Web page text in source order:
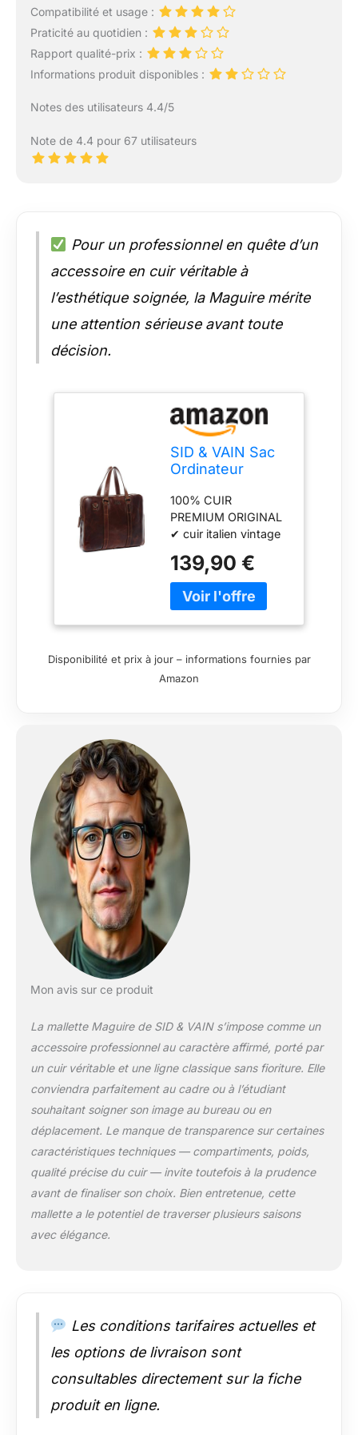
Compatibilité et usage :
Praticité au quotidien :
Rapport qualité-prix :
Informations produit disponibles :
Notes des utilisateurs 4.4/5
Note de 4.4 pour 67 utilisateurs
Pour un professionnel en quête d’un
accessoire en cuir véritable à
l’esthétique soignée, la Maguire mérite
une attention sérieuse avant toute
décision.
SID & VAIN Sac
Ordinateur
véritable 15.4
Pouces Maguire
Mallette
Professionnelle
bandoulière pour
Hommes et
Femmes
Serviette de
Marron
100% CUIR
PREMIUM ORIGINAL
✔ cuir italien vintage
a été tanné de
manière végétale
(végétale) et qui
à la finition, les
légères éraflures
x 6 cm) Sacoche fine
pour ordinateur
portable - avec
beaucoup d'espace
et un agencement
bien pensé pour
l'ordinateur portable,
l'iPad, les dossiers
A4, etc. PRATIQUE ✔
Grâce à la fermeture
et réglable pour un
transport : idéal
comme sac à
bandoulière, sac à
épaule ou même
COMPAGNON IDÉAL
✔ Utilisez cet
élégante sac cuir en
tant que sacoche
pour ordinateur, sac
de messager, sac
Poids: 1000g |
Marque: SID & VAIN
Idéal pour: ordinateur
139,90 €
Disponibilité et prix à jour – informations fournies par
Amazon
Mon avis sur ce produit
La mallette Maguire de SID & VAIN s’impose comme un
accessoire professionnel au caractère affirmé, porté par
un cuir véritable et une ligne classique sans fioriture. Elle
conviendra parfaitement au cadre ou à l’étudiant
souhaitant soigner son image au bureau ou en
déplacement. Le manque de transparence sur certaines
caractéristiques techniques — compartiments, poids,
qualité précise du cuir — invite toutefois à la prudence
avant de finaliser son choix. Bien entretenue, cette
mallette a le potentiel de traverser plusieurs saisons
avec élégance.
Les conditions tarifaires actuelles et
les options de livraison sont
consultables directement sur la fiche
produit en ligne.